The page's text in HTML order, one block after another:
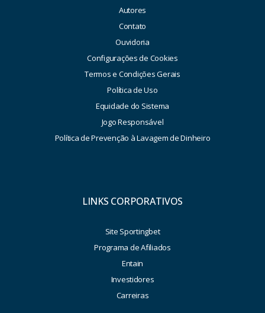
Autores
Contato
Ouvidoria
Configurações de Cookies
Termos e Condições Gerais
Política de Uso
Equidade do Sistema
Jogo Responsável
Política de Prevenção à Lavagem de Dinheiro
LINKS CORPORATIVOS
Site Sportingbet
Programa de Afiliados
Entain
Investidores
Carreiras